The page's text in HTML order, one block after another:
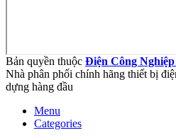
Bản quyền thuộc Điện Công
Nhà phân phối chính hãng thiết bị
dựng hàng đầu
Menu
Categories